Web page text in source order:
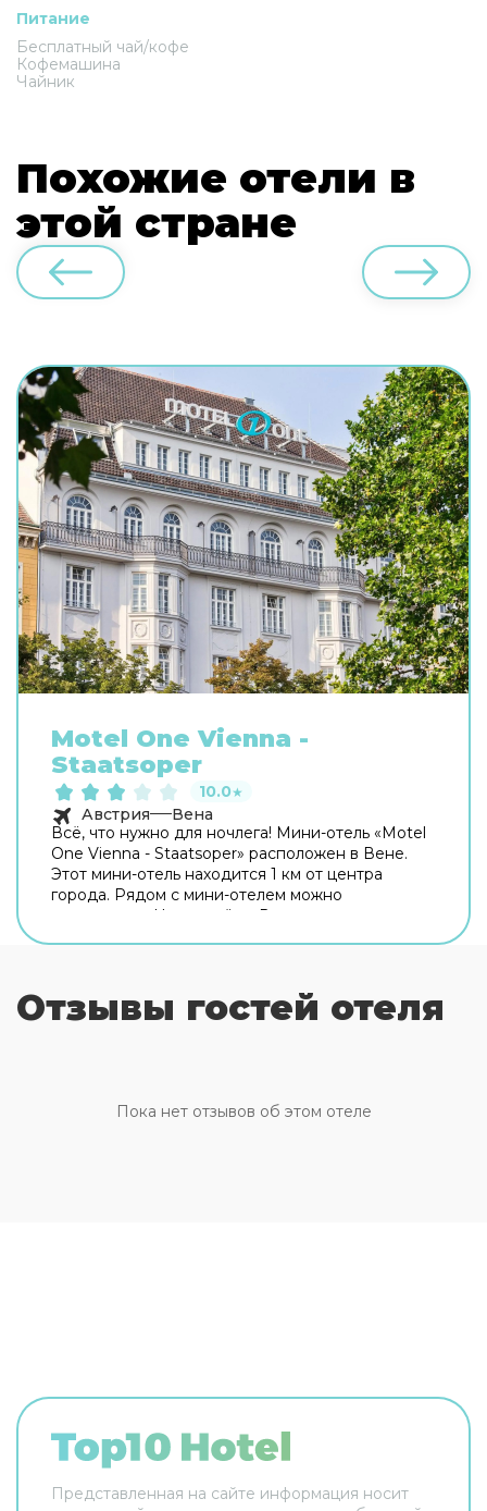
Питание
Бесплатный чай/кофе
Кофемашина
Чайник
Похожие отели в
этой стране
Motel One Vienna -
Staatsoper
10.0★
Австрия
Вена
Всё, что нужно для ночлега! Мини-отель «Motel
One Vienna - Staatsoper» расположен в Вене.
Этот мини-отель находится 1 км от центра
города. Рядом с мини-отелем можно
прогуляться. Неподалёку: Венская
Уточняйте информацию сразу при заезде. В
путешествие можно взять питомца. В мини-
немецком. Чтобы вы могли отдохнуть после
долгого дня, в номере есть душ и телевизор.
Отзывы гостей отеля
Пока нет отзывов об этом отеле
Представленная на сайте информация носит